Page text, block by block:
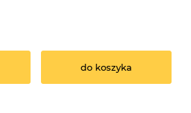
do koszyka